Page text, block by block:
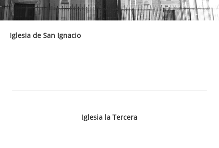
Iglesia de San Ignacio
Iglesia la Tercera